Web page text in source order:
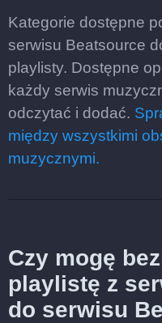
Kategorie dostępne
serwisu Beatsource
playlisty. Dostępne
każdy serwis
odczytać i dodać.
między wszystkimi
muzycznymi.
Czy mogę
playlistę z
do serwisu